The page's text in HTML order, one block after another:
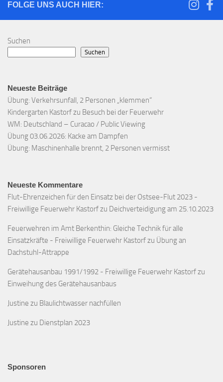
FOLGE UNS AUCH HIER:
Suchen
Suchen
Neueste Beiträge
Übung: Verkehrsunfall, 2 Personen „klemmen“
Kindergarten Kastorf zu Besuch bei der Feuerwehr
WM: Deutschland – Curacao / Public Viewing
Übung 03.06.2026: Kacke am Dampfen
Übung: Maschinenhalle brennt, 2 Personen vermisst
Neueste Kommentare
Flut-Ehrenzeichen für den Einsatz bei der Ostsee-Flut 2023 -
Freiwillige Feuerwehr Kastorfzu Deichverteidigung am 25.10.2023
Feuerwehren im Amt Berkenthin: Gleiche Technik für alle
Einsatzkräfte - Freiwillige Feuerwehr Kastorfzu Übung an
Dachstuhl-Attrappe
Gerätehausanbau 1991/1992 - Freiwillige Feuerwehr Kastorfzu
Einweihung des Gerätehausanbaus
Justine zu Blaulichtwasser nachfüllen
Justine zu Dienstplan 2023
Sponsoren